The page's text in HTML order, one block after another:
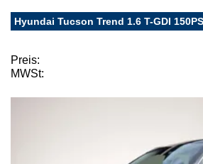
Hyundai Tucson Trend 1.6 T-GDI
Preis:
MWSt: